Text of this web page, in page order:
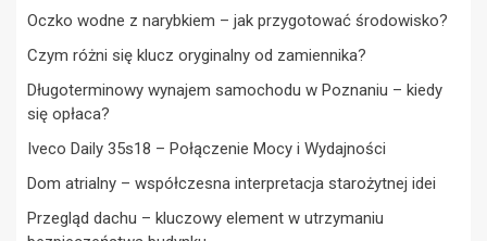
Oczko wodne z narybkiem – jak przygotować środowisko?
Czym różni się klucz oryginalny od zamiennika?
Długoterminowy wynajem samochodu w Poznaniu – kiedy
się opłaca?
Iveco Daily 35s18 – Połączenie Mocy i Wydajności
Dom atrialny – współczesna interpretacja starożytnej idei
Przegląd dachu – kluczowy element w utrzymaniu